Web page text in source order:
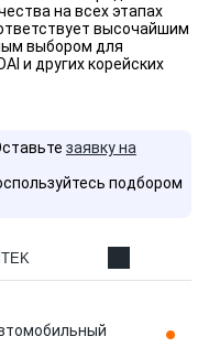
на всех этапах
высочайшим
выбором для
и других корейских
заявку на
подбором